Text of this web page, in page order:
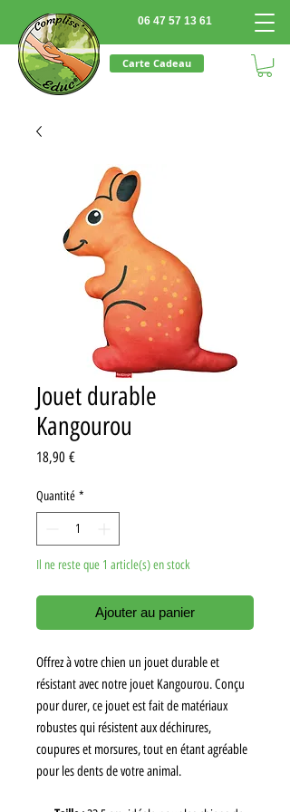
06 47 57 13 61
Carte Cadeau
Jouet durable
Kangourou
18,90 €Prix
Quantité *
Il ne reste que 1 article(s) en stock
Ajouter au panier
Offrez à votre chien un jouet durable et
résistant avec notre jouet Kangourou. Conçu
pour durer, ce jouet est fait de matériaux
robustes qui résistent aux déchirures,
coupures et morsures, tout en étant agréable
pour les dents de votre animal.